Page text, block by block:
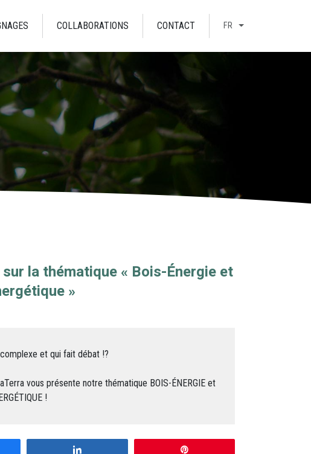
COLLABORATIONS CONTACT FR
la thématique « Bois-Énergie et
»
et qui fait débat !?
vous présente notre thématique BOIS-ÉNERGIE et
!